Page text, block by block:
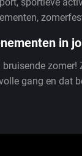
,
in
zomer!
gang en dat